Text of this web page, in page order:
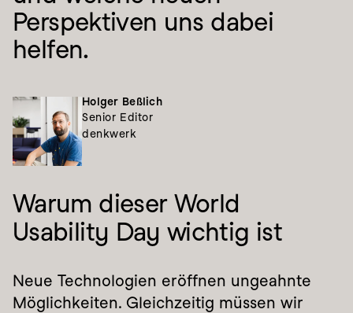
Holger Beßlich
Senior Editor
denkwerk
Perspektiven uns dabei
helfen.
Warum dieser World
Usability Day wichtig ist
Neue Technologien eröffnen ungeahnte
Möglichkeiten. Gleichzeitig müssen wir